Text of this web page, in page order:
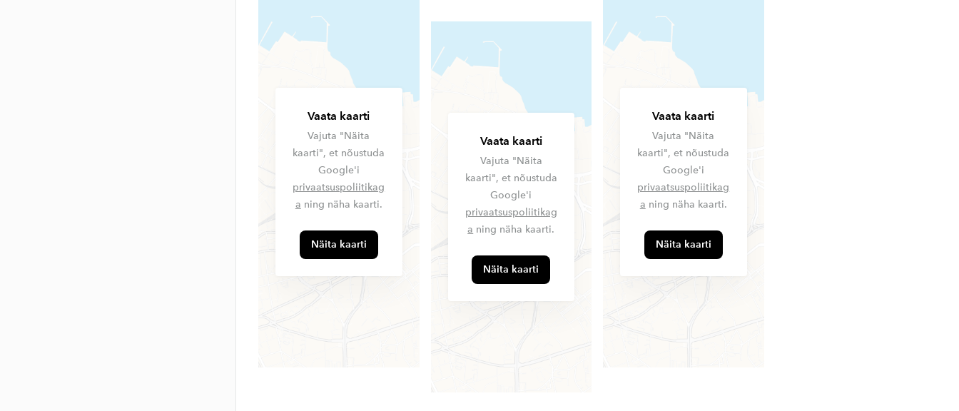
Vaata kaarti
Vajuta "Näita
kaarti", et nõustuda
Google'i
privaatsuspoliitikag
a ning näha kaarti.
Näita kaarti
Vaata kaarti
Vajuta "Näita
kaarti", et nõustuda
Google'i
privaatsuspoliitikag
a ning näha kaarti.
Näita kaarti
Vaata kaarti
Vajuta "Näita
kaarti", et nõustuda
Google'i
privaatsuspoliitikag
a ning näha kaarti.
Näita kaarti